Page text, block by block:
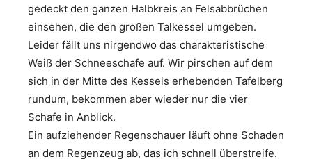
gedeckt den ganzen Halbkreis an Felsabbrüchen
einsehen, die den großen Talkessel umgeben.
Leider fällt uns nirgendwo das charakteristische
Weiß der Schneeschafe auf. Wir pirschen auf dem
sich in der Mitte des Kessels erhebenden Tafelberg
rundum, bekommen aber wieder nur die vier
Schafe in Anblick.
Ein aufziehender Regenschauer läuft ohne Schaden
an dem Regenzeug ab, das ich schnell überstreife.